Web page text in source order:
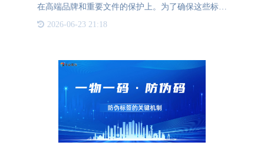
在高端品牌和重要文件的保护上。为了确保这些标签
碎纸。下面我们将详细介绍这两种材质，并说明特
2026-06-23 21:18